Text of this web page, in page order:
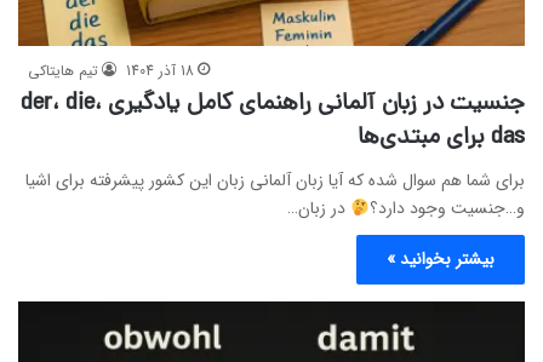
تیم هایتاکی 18 آذر 1404
جنسیت در زبان آلمانی راهنمای کامل یادگیری der، die،
das برای مبتدی‌ها
برای شما هم سوال شده که آیا زبان آلمانی زبان این کشور پیشرفته برای اشیا
و…جنسیت وجود دارد؟
در زبان…
بیشتر بخوانید »